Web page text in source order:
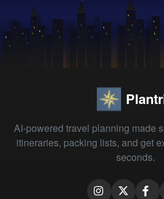
AI-powered travel planning made
itineraries, packing lists, and get
seconds.